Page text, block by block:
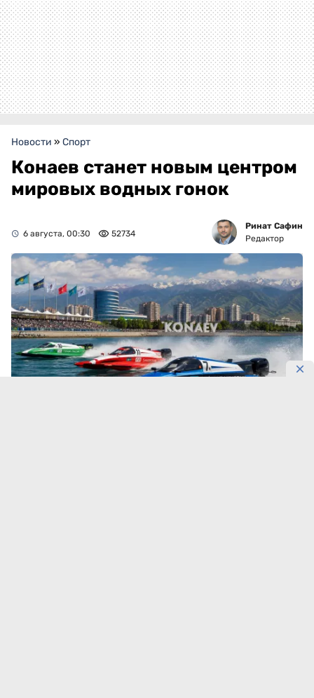
Новости » Спорт
Конаев станет новым центром
мировых водных гонок
6 августа, 00:30 52734
Ринат Сафин
Редактор